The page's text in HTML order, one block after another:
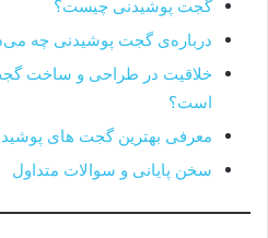
گجت پوشیدنی چیست؟
درباره‌ی گجت پوشیدنی چه
خلاقیت در طراحی و ساخت
است؟
معرفی بهترین گجت های پوشیدنی
سخن پایانی و سوالات متداول